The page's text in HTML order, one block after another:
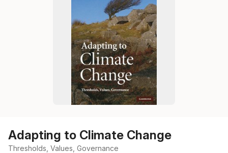
Adapting to Climate Change
Thresholds, Values, Governance